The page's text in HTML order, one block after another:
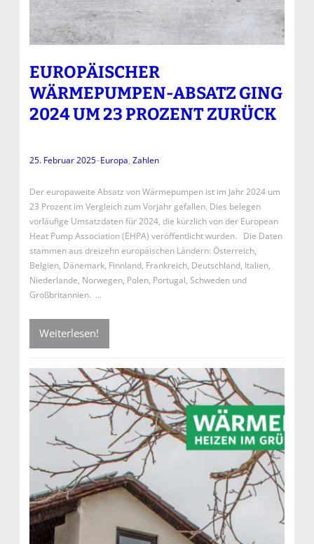
EUROPÄISCHER
WÄRMEPUMPEN-ABSATZ GING
2024 UM 23 PROZENT ZURÜCK
25. Februar 2025–Europa, Zahlen
Der europaweite Absatz von Wärmepumpen ist im Jahr 2024 um
23 Prozent im Vergleich zum Vorjahr gefallen. Dies belegen
vorläufige Umsatzdaten für 2024, die kürzlich von der European
Heat Pump Association (EHPA) veröffentlicht wurden. Die Daten
stammen aus dreizehn europäischen Ländern: Österreich,
Belgien, Dänemark, Finnland, Frankreich, Deutschland, Italien,
Niederlande, Norwegen, Polen, Portugal, Schweden und
Großbritannien. …
Weiterlesen!